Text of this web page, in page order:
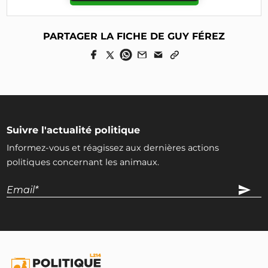
PARTAGER LA FICHE DE GUY FÉREZ
Suivre l'actualité politique
Informez-vous et réagissez aux dernières actions
politiques concernant les animaux.